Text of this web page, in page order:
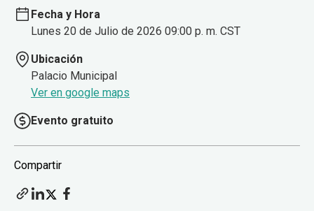
Fecha y Hora
Lunes 20 de Julio de 2026 09:00 p. m. CST
Ubicación
Palacio Municipal
Ver en google maps
Evento gratuito
Compartir